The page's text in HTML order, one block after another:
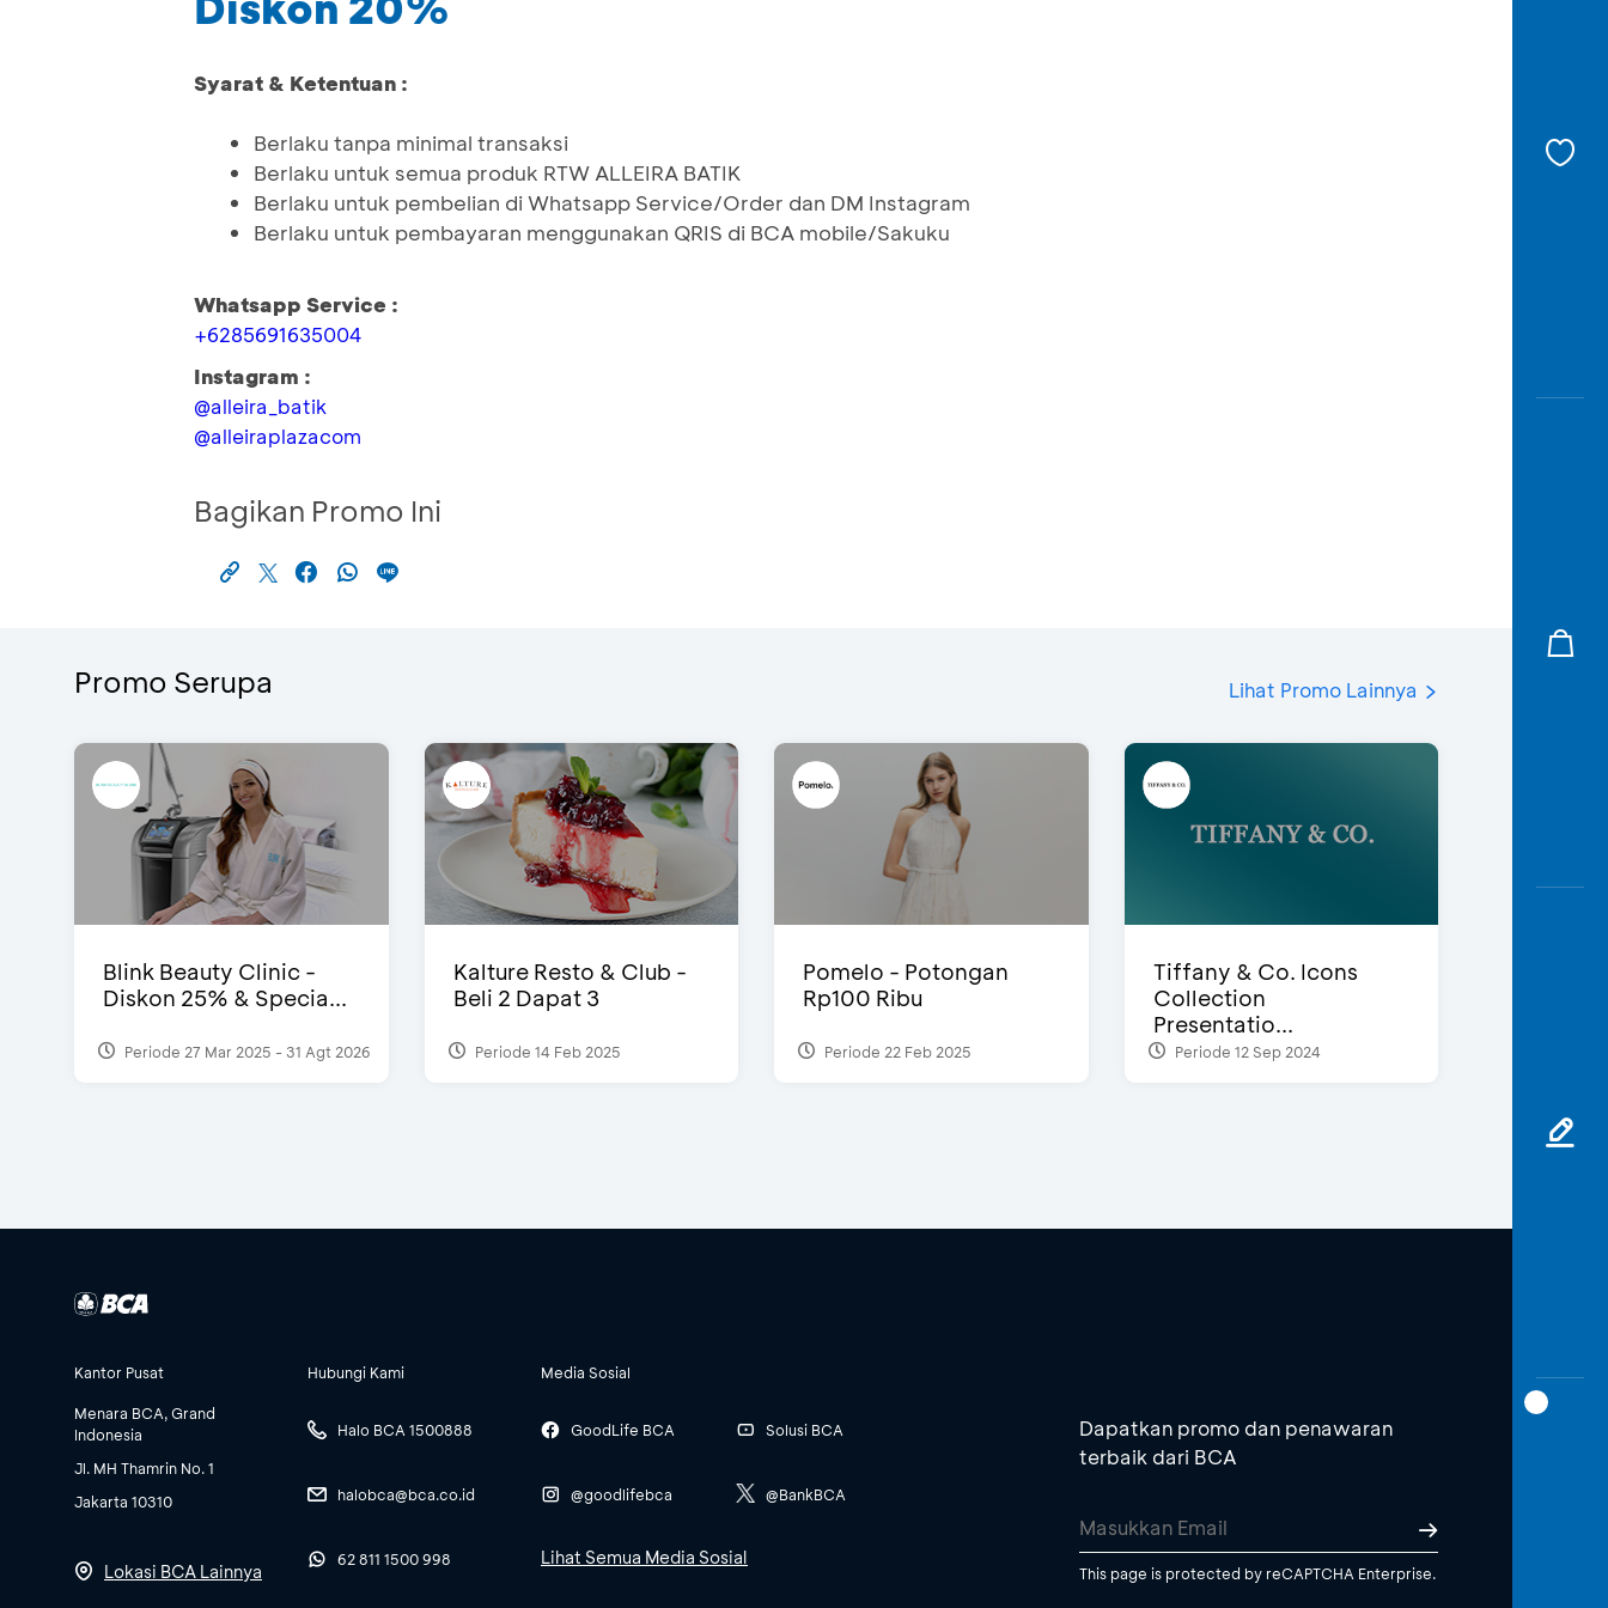
Syarat & Ketentuan :
Berlaku tanpa minimal transaksi
Berlaku untuk semua produk RTW ALLEIRA BATIK
Berlaku untuk pembelian di Whatsapp Service/Order dan DM Instagram
Berlaku untuk pembayaran menggunakan QRIS di BCA mobile/Sakuku
Whatsapp Service :
+6285691635004
Instagram :
@alleira_batik
@alleiraplazacom
Bagikan Promo Ini
Promo Serupa Lihat Promo Lainnya
Blink Beauty Clinic -
Diskon 25% & Specia...
Periode 27 Mar 2025 - 31 Agt 2026
Kalture Resto & Club -
Beli 2 Dapat 3
Periode 14 Feb 2025
Pomelo - Potongan
Rp100 Ribu
Periode 22 Feb 2025
Tiffany & Co. Icons
Collection
Presentatio...
Periode 12 Sep 2024
Kantor Pusat
Menara BCA, Grand
Indonesia
Jl. MH Thamrin No. 1
Jakarta 10310
Lokasi BCA Lainnya
Hubungi Kami
Halo BCA 1500888
halobca@bca.co.id
62 811 1500 998
Media Sosial
GoodLife BCA
@goodlifebca
Solusi BCA
@BankBCA
Lihat Semua Media Sosial
Dapatkan promo dan penawaran
terbaik dari BCA
This page is protected by reCAPTCHA Enterprise.